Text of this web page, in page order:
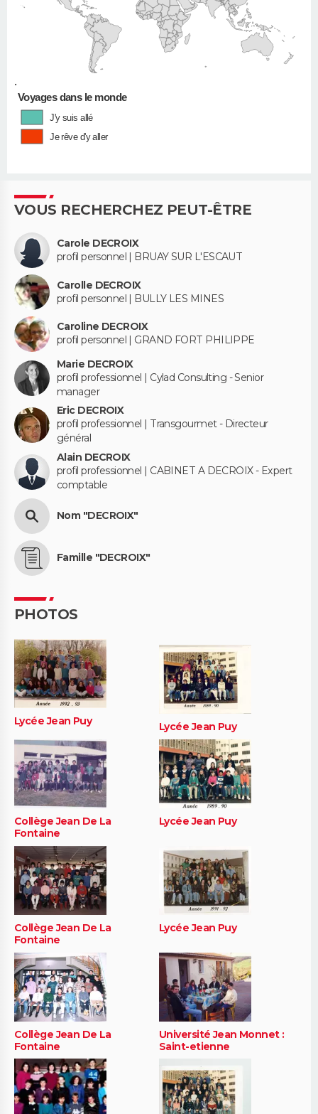
•
Voyages dans le monde
J'y suis allé
Je rêve d'y aller
VOUS RECHERCHEZ PEUT-ÊTRE
Carole DECROIX
profil personnel | BRUAY SUR L'ESCAUT
Carolle DECROIX
profil personnel | BULLY LES MINES
Caroline DECROIX
profil personnel | GRAND FORT PHILIPPE
Marie DECROIX
profil professionnel | Cylad Consulting - Senior
manager
Eric DECROIX
profil professionnel | Transgourmet - Directeur
général
Alain DECROIX
profil professionnel | CABINET A DECROIX - Expert
comptable
Nom "DECROIX"
Famille "DECROIX"
PHOTOS
Lycée Jean Puy Lycée Jean Puy
Collège Jean De La
Fontaine
Lycée Jean Puy
Collège Jean De La
Fontaine
Lycée Jean Puy
Collège Jean De La
Fontaine
Université Jean Monnet :
Saint-etienne